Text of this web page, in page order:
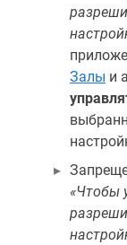
Залы и
«Чтобы